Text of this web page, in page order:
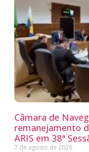
Câmara de
remanejamento
ARIS em 38ª
7 de agosto de 2026